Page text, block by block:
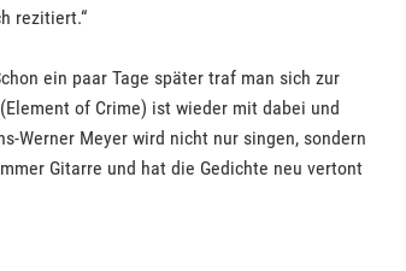
rezitiert.“
ein paar Tage später traf man sich zur
of Crime) ist wieder mit dabei und
Werner Meyer wird nicht nur singen, sondern
Gitarre und hat die Gedichte neu vertont